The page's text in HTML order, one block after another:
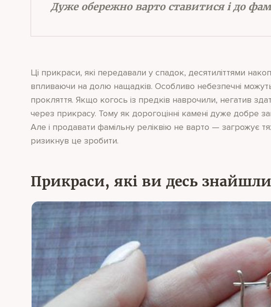
Дуже обережно варто ставитися і до
Ці прикраси, які передавали у спадок, десятиліттями
впливаючи на долю нащадків. Особливо небезпечні
прокляття. Якщо когось із предків наврочили, негатив
через прикрасу. Тому як дорогоцінні камені дуже добре
Але і продавати фамільну реліквію не варто — загрожує
ризикнув це зробити.
Прикраси, які ви десь знайшли